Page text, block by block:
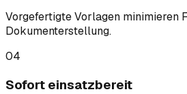
Vorgefertigte Vorlagen minimieren
Dokumenterstellung.
04
Sofort einsatzbereit